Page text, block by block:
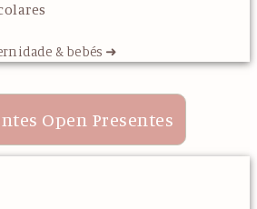
& bebés ➜
Open Presentes